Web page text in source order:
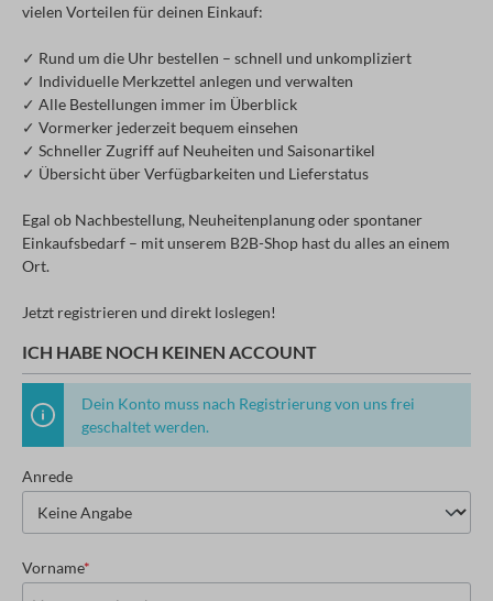
vielen Vorteilen für deinen Einkauf:
✓ Rund um die Uhr bestellen – schnell und unkompliziert
✓ Individuelle Merkzettel anlegen und verwalten
✓ Alle Bestellungen immer im Überblick
✓ Vormerker jederzeit bequem einsehen
✓ Schneller Zugriff auf Neuheiten und Saisonartikel
✓ Übersicht über Verfügbarkeiten und Lieferstatus
Egal ob Nachbestellung, Neuheitenplanung oder spontaner
Einkaufsbedarf – mit unserem B2B-Shop hast du alles an einem
Ort.
Jetzt registrieren und direkt loslegen!
ICH HABE NOCH KEINEN ACCOUNT
Dein Konto muss nach Registrierung von uns frei
geschaltet werden.
Anrede
Vorname*